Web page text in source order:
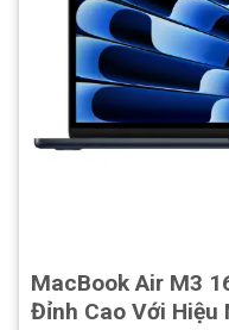
MacBook Air M3
Đỉnh Cao Với Hiệu